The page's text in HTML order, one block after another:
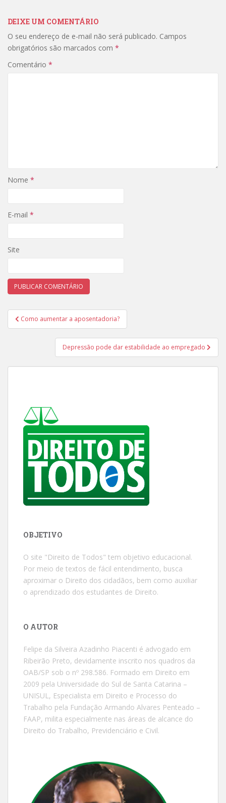
DEIXE UM COMENTÁRIO
O seu endereço de e-mail não será publicado. Campos
obrigatórios são marcados com *
Comentário *
Nome *
E-mail *
Site
Navegação
de
Como aumentar a aposentadoria?
Depressão pode dar estabilidade ao empregado
OBJETIVO
O site "Direito de Todos" tem objetivo educacional.
Por meio de textos de fácil entendimento, busca
aproximar o Direito dos cidadãos, bem como auxiliar
o aprendizado dos estudantes de Direito.
O AUTOR
Felipe da Silveira Azadinho Piacenti é advogado em
Ribeirão Preto, devidamente inscrito nos quadros da
OAB/SP sob o nº 298.586. Formado em Direito em
2009 pela Universidade do Sul de Santa Catarina –
UNISUL, Especialista em Direito e Processo do
Trabalho pela Fundação Armando Alvares Penteado –
FAAP, milita especialmente nas áreas de alcance do
Direito do Trabalho, Previdenciário e Civil.